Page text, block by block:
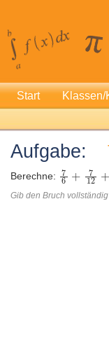
Start Klassen/
Aufgabe:
Berechne:
Gib den Bruch